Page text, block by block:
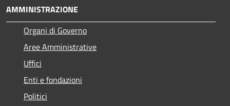
AMMINISTRAZIONE
Organi di Governo
Aree Amministrative
Uffici
Enti e fondazioni
Politici